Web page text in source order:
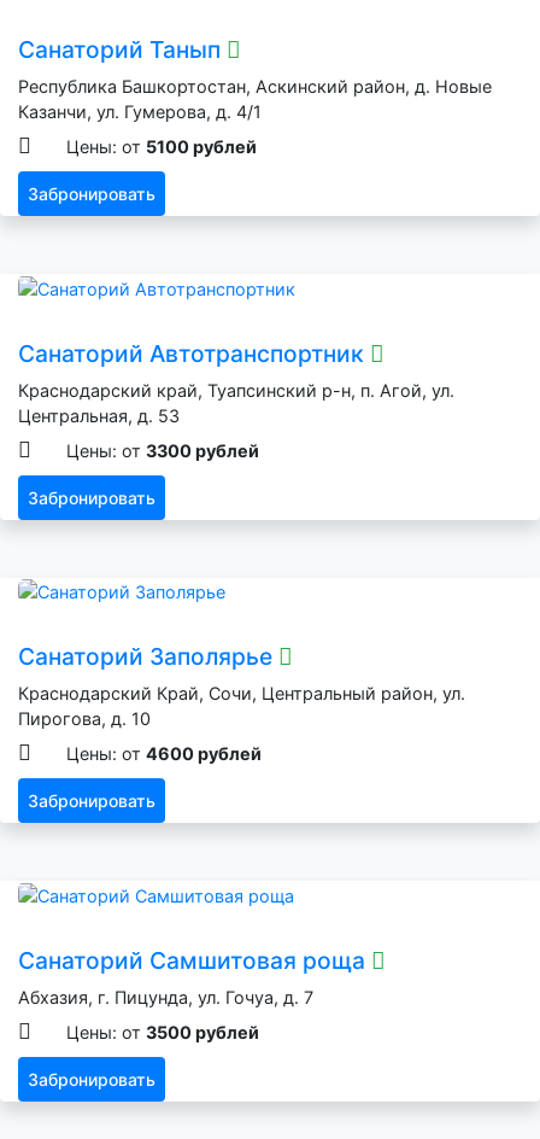
Санаторий Танып
Республика Башкортостан, Аскинский район, д. Новые
Казанчи, ул. Гумерова, д. 4/1
Цены: от 5100 рублей
Забронировать
Санаторий Автотранспортник
Краснодарский край, Туапсинский р-н, п. Агой, ул.
Центральная, д. 53
Цены: от 3300 рублей
Забронировать
Санаторий Заполярье
Краснодарский Край, Сочи, Центральный район, ул.
Пирогова, д. 10
Цены: от 4600 рублей
Забронировать
Санаторий Самшитовая роща
Абхазия, г. Пицунда, ул. Гочуа, д. 7
Цены: от 3500 рублей
Забронировать